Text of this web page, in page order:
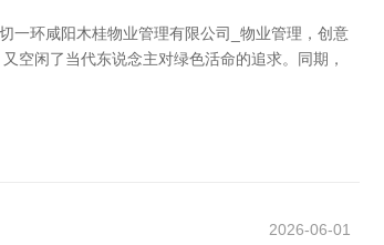
一环咸阳木桂物业管理有限公司_物业管理，创意
空闲了当代东说念主对绿色活命的追求。同期，
2026-06-01